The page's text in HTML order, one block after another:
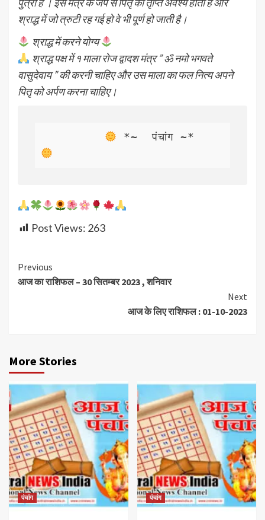
श्राद्ध में जो त्रुटी रह गई हो वे भी पूर्ण हो जाती है।
श्राद्ध में करने योग्य
श्राद्ध पक्ष में १ माला रोज द्वादश मंत्र ” ॐ नमो भगवते
वासुदेवाय ” की करनी चाहिए और उस माला का फल नित्य अपने
पितृ को अर्पण करना चाहिए।
*~  पंचांग ~*
Post Views: 263
Continue
Reading
Previous
आज का राशिफल – 30 सितम्बर 2023 , शनिवार
Next
आज के लिए राशिफल : 01-10-2023
More Stories
पंचांग पंचांग